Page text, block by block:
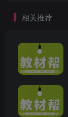
相关推荐